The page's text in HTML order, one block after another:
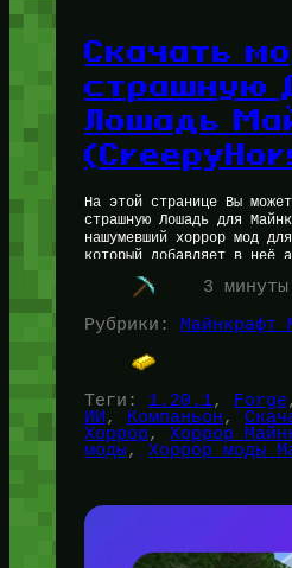
Скачать
страшную
Лошадь
На этой странице Вы
страшную Лошадь для
нашумевший хоррор мод
который добавляет в неё
неестественную и очень
3 минуты
Рубрики: Майнкрафт
Теги: 1.20.1, Forge
ИИ , Компаньон,
Хоррор, Хоррор
моды, Хоррор моды